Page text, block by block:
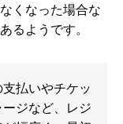
くなった場合な
るようです。
払いやチケッ
ジなど、レジ